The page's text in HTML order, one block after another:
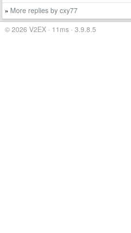
» More replies by cxy77
© 2026 V2EX · 11ms · 3.9.8.5